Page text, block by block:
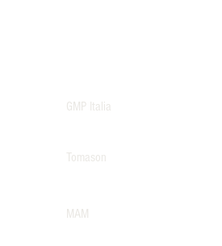
GMP Italia
Tomason
MAM